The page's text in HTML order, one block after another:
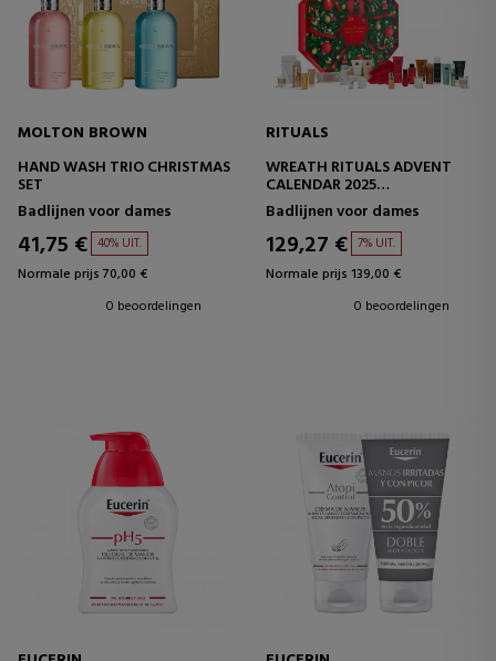
MOLTON BROWN
HAND WASH TRIO CHRISTMAS
SET
Badlijnen voor dames
41,75 € 40% UIT.
Normale prijs 70,00 €
0 beoordelingen
RITUALS
WREATH RITUALS ADVENT
CALENDAR 2025
ADVENTSKALENDER
Badlijnen voor dames
129,27 € 7% UIT.
Normale prijs 139,00 €
0 beoordelingen